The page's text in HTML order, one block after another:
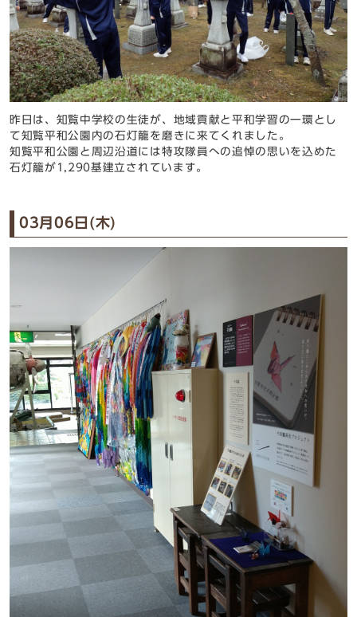
昨日は、知覧中学校の生徒が、地域貢献と平和学習の一環とし
て知覧平和公園内の石灯籠を磨きに来てくれました。
知覧平和公園と周辺沿道には特攻隊員への追悼の思いを込めた
石灯籠が1,290基建立されています。
03月06日(木)